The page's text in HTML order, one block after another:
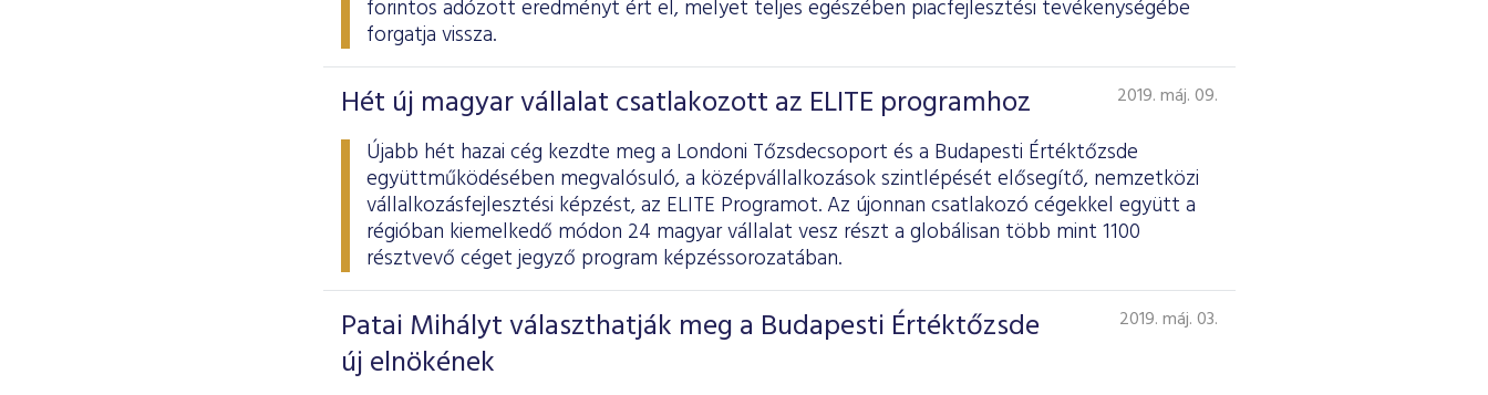
forintos adózott eredményt ért el, melyet teljes egészében piacfejlesztési tevékenységébe
forgatja vissza.
Hét új magyar vállalat csatlakozott az ELITE programhoz 2019. máj. 09.
Újabb hét hazai cég kezdte meg a Londoni Tőzsdecsoport és a Budapesti Értéktőzsde
együttműködésében megvalósuló, a középvállalkozások szintlépését elősegítő, nemzetközi
vállalkozásfejlesztési képzést, az ELITE Programot. Az újonnan csatlakozó cégekkel együtt a
régióban kiemelkedő módon 24 magyar vállalat vesz részt a globálisan több mint 1100
résztvevő céget jegyző program képzéssorozatában.
Patai Mihályt választhatják meg a Budapesti Értéktőzsde
új elnökének
2019. máj. 03.